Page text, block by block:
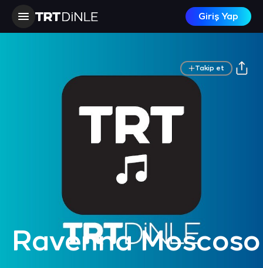
Giriş Yap
Ravenna Moscoso
Takip et